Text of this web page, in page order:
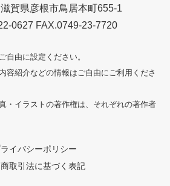
賀県彦根市鳥居本町655-1
0627 FAX.0749-23-7720
自由に設定ください。
容紹介などの情報はご自由にご利用くださ
・イラストの著作権は、それぞれの著作者
イバシーポリシー
取引法に基づく表記